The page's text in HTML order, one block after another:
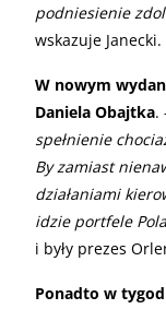
podniesienie
wskazuje Janecki.
W nowym
Daniela Obajtka.
spełnienie
By zamiast
działaniami
idzie portfele
i były prezes
Ponadto w